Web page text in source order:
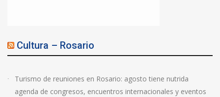
Cultura – Rosario
Turismo de reuniones en Rosario: agosto tiene nutrida
agenda de congresos, encuentros internacionales y eventos